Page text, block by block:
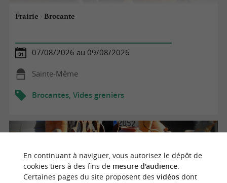
Frairie - Brocante
07/08/2026 au 09/08/2026
Sainte-Même
Brocantes, Vides greniers
En continuant à naviguer, vous autorisez le dépôt de
cookies tiers à des fins de mesure d'audience.
Certaines pages du site proposent des vidéosdont